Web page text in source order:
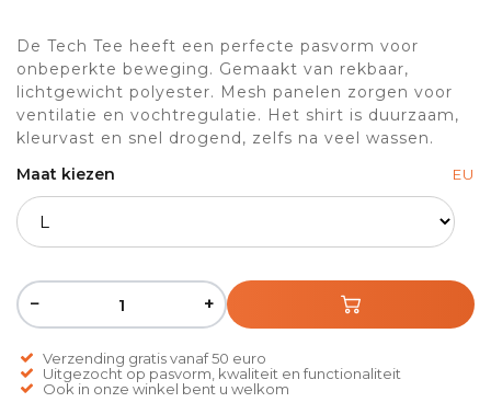
De Tech Tee heeft een perfecte pasvorm voor
onbeperkte beweging. Gemaakt van rekbaar,
lichtgewicht polyester. Mesh panelen zorgen voor
ventilatie en vochtregulatie. Het shirt is duurzaam,
kleurvast en snel drogend, zelfs na veel wassen.
Maat kiezen
EU
− +
Verzending gratis vanaf 50 euro
Uitgezocht op pasvorm, kwaliteit en functionaliteit
Ook in onze winkel bent u welkom